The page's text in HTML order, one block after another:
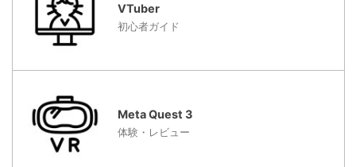
VTuber
初心者ガイド
Meta Quest 3
体験・レビュー